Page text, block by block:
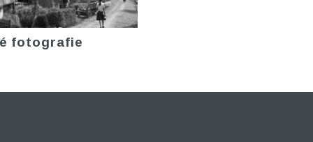
fotografie